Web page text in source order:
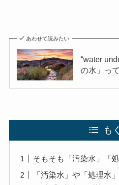
あわせて読みたい
“water
の水」っ
も
そもそも「汚染水」「
「汚染水」や「処理水